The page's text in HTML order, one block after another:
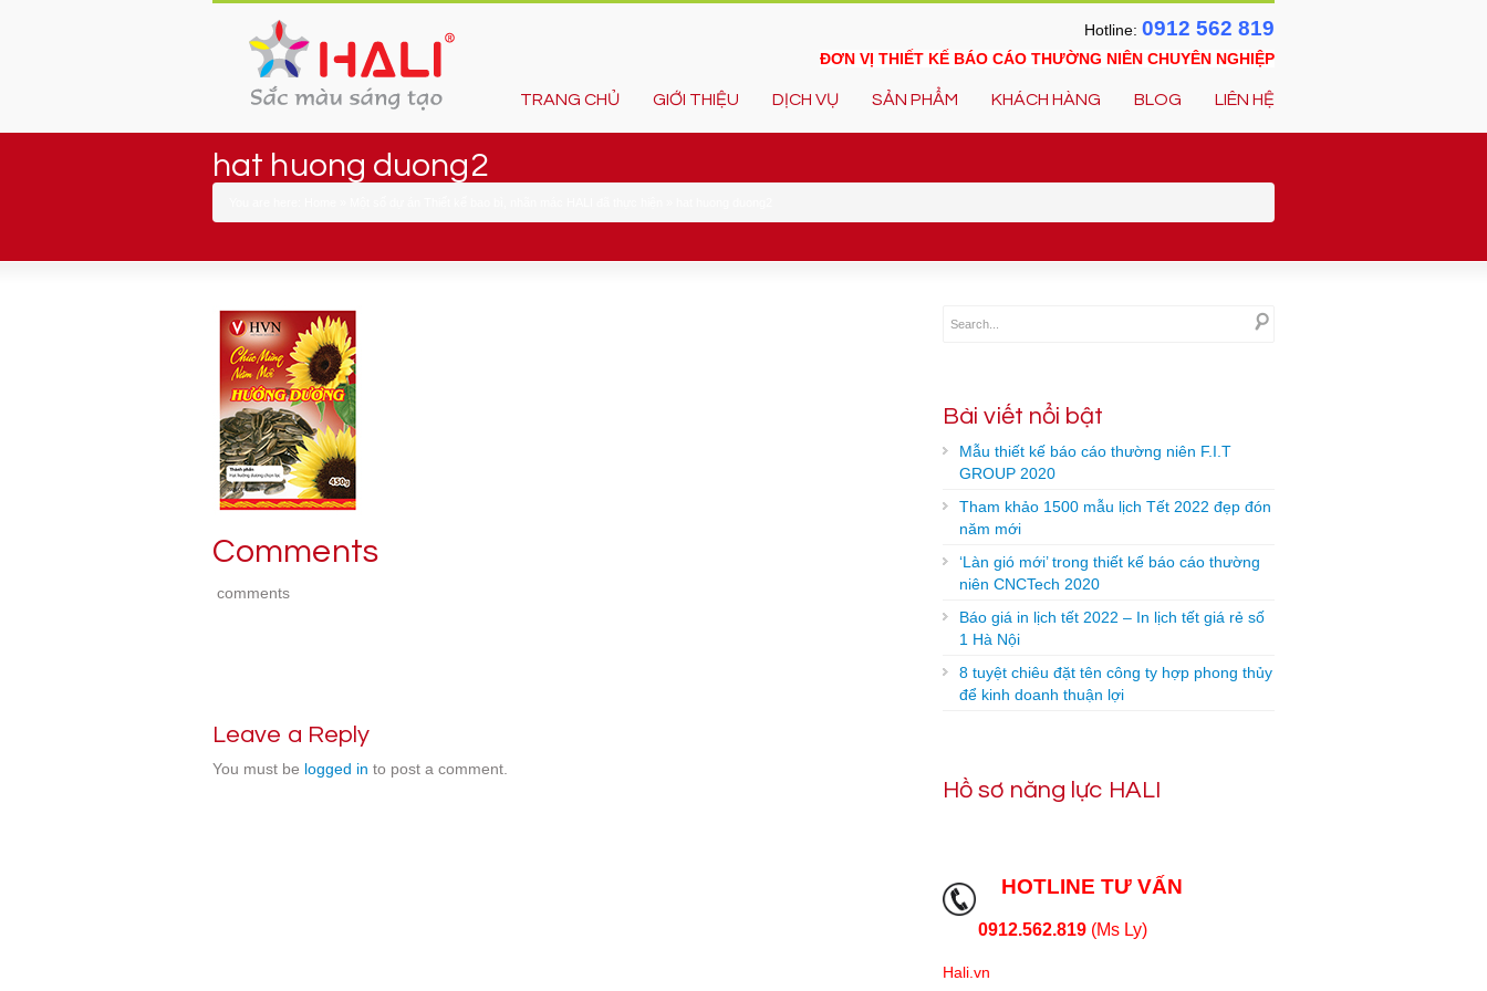
Hotline: 0912 562 819
ĐƠN VỊ THIẾT KẾ BÁO CÁO THƯỜNG NIÊN CHUYÊN NGHIỆP
TRANG CHỦ GIỚI THIỆU DỊCH VỤ SẢN PHẨM KHÁCH HÀNG BLOG LIÊN HỆ
hat huong duong2
Comments
comments
Leave a Reply
You must be logged in to post a comment.
Bài viết nổi bật
Mẫu thiết kế báo cáo thường niên F.I.T
GROUP 2020
Tham khảo 1500 mẫu lịch Tết 2022 đẹp đón
năm mới
‘Làn gió mới’ trong thiết kế báo cáo thường
niên CNCTech 2020
Báo giá in lịch tết 2022 – In lịch tết giá rẻ số
1 Hà Nội
8 tuyệt chiêu đặt tên công ty hợp phong thủy
để kinh doanh thuận lợi
Hồ sơ năng lực HALI
HOTLINE TƯ VẤN
0912.562.819 (Ms Ly)
Hali.vn